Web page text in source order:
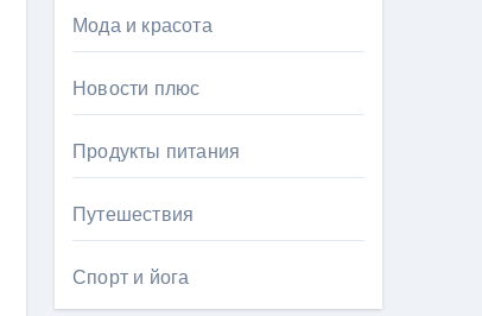
Мода и красота
Новости плюс
Продукты питания
Путешествия
Спорт и йога